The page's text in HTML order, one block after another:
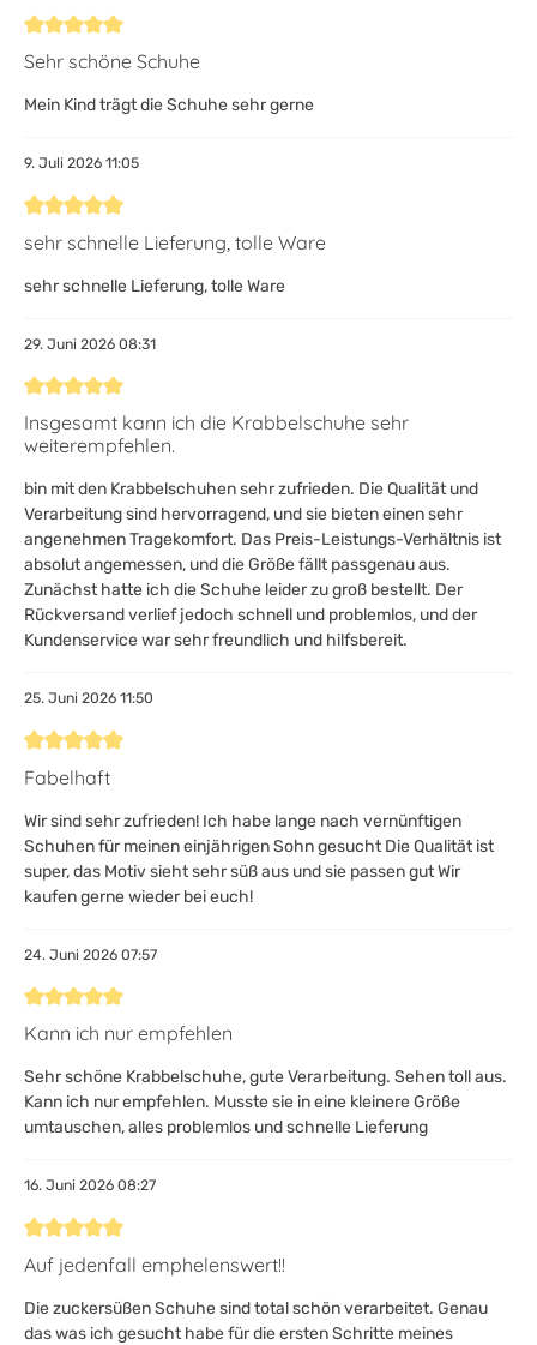
Bewertung mit 5 von 5 Sternen
Sehr schöne Schuhe
Mein Kind trägt die Schuhe sehr gerne
9. Juli 2026 11:05
Bewertung mit 5 von 5 Sternen
sehr schnelle Lieferung, tolle Ware
sehr schnelle Lieferung, tolle Ware
29. Juni 2026 08:31
Bewertung mit 5 von 5 Sternen
Insgesamt kann ich die Krabbelschuhe sehr
weiterempfehlen.
bin mit den Krabbelschuhen sehr zufrieden. Die Qualität und
Verarbeitung sind hervorragend, und sie bieten einen sehr
angenehmen Tragekomfort. Das Preis-Leistungs-Verhältnis ist
absolut angemessen, und die Größe fällt passgenau aus.
Zunächst hatte ich die Schuhe leider zu groß bestellt. Der
Rückversand verlief jedoch schnell und problemlos, und der
Kundenservice war sehr freundlich und hilfsbereit.
25. Juni 2026 11:50
Bewertung mit 5 von 5 Sternen
Fabelhaft
Wir sind sehr zufrieden! Ich habe lange nach vernünftigen
Schuhen für meinen einjährigen Sohn gesucht Die Qualität ist
super, das Motiv sieht sehr süß aus und sie passen gut Wir
kaufen gerne wieder bei euch!
24. Juni 2026 07:57
Bewertung mit 5 von 5 Sternen
Kann ich nur empfehlen
Sehr schöne Krabbelschuhe, gute Verarbeitung. Sehen toll aus.
Kann ich nur empfehlen. Musste sie in eine kleinere Größe
umtauschen, alles problemlos und schnelle Lieferung
16. Juni 2026 08:27
Bewertung mit 5 von 5 Sternen
Auf jedenfall emphelenswert!!
Die zuckersüßen Schuhe sind total schön verarbeitet. Genau
das was ich gesucht habe für die ersten Schritte meines